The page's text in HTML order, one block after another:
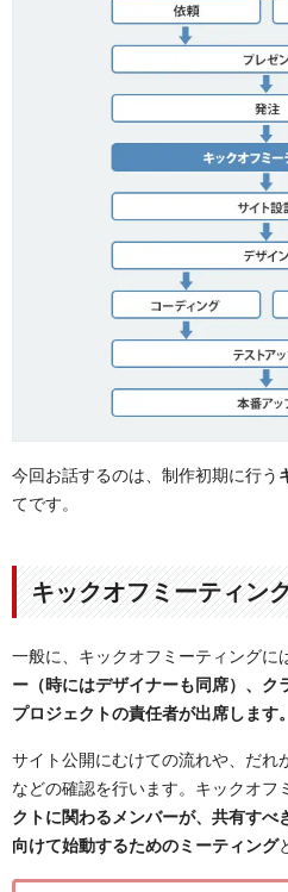
今回お話するのは、制作初期に行う
てです。
キックオフミーティン
一般に、キックオフミーティングに
ー（時にはデザイナーも同席）、
プロジェクトの責任者が出席します。
サイト公開にむけての流れや、だれ
などの確認を行います。キックオフ
クトに関わるメンバーが、共有すべ
向けて始動するためのミーティング